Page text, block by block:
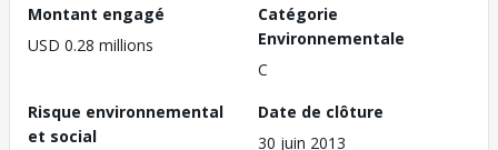
Montant engagé
USD 0.28 millions
Catégorie
Environnementale
C
Risque environnemental
et social
Date de clôture
30 juin 2013